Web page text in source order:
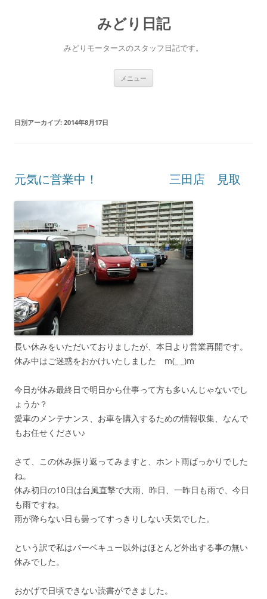
みどり日記
みどりモータースのスタッフ日記です。
メニュー
日別アーカイブ: 2014年8月17日
元気に営業中！ 三田店 見取
長い休みをいただいておりましたが、本日より営業再開です。
休み中はご迷惑をおかけいたしました m(_ _)m
今日が休み最終日で明日から仕事って方も多いんじゃないでし
ょうか？
愛車のメンテナンス、お車を購入するための情報収集、なんで
もお任せください♪
さて、この休み振り返ってみますと、ホント雨ばっかりでした
ね。
休み初日の10日は台風直撃で大雨、昨日、一昨日も雨で、今日
も雨ですね。
雨が降らない日も曇ってすっきりしない天気でした。
という訳で私はバーベキュー以外はほとんど外出する事の無い
休みでした。
おかげで日頃できない読書ができました。